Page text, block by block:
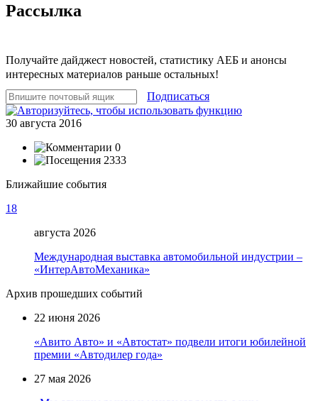
Рассылка
Получайте дайджест новостей, статистику АЕБ и анонсы
интересных материалов раньше остальных!
Подписаться
30 августа 2016
0
2333
Ближайшие события
18
августа 2026
Международная выставка автомобильной индустрии –
«ИнтерАвтоМеханика»
Архив прошедших событий
22 июня 2026
«Авито Авто» и «Автостат» подвели итоги юбилейной
премии «Автодилер года»
27 мая 2026